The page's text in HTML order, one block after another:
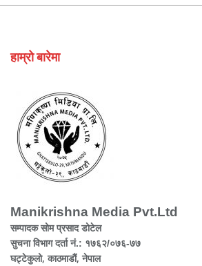
हाम्रो बारेमा
Manikrishna Media Pvt.Ltd
सम्पादक सोम प्रसाद डोटेल
सुचना विभाग दर्ता नं.: १७६२/०७६-७७
घट्टेकुलो, काठमाडौं, नेपाल